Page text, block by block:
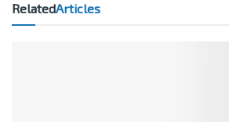
RelatedArticles